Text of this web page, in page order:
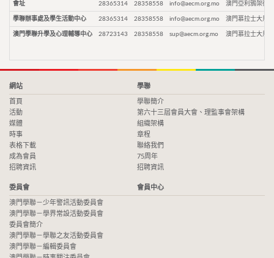
會址 28365314 28358558 info@aecm.org.mo 澳門亞利鴉架街9
學聯辦事處及學生活動中心 28365314 28358558 info@aecm.org.mo 澳門慕拉士大馬
澳門學聯升學及心理輔導中心 28723143 28358558 sup@aecm.org.mo 澳門慕拉士大馬
網站
首頁
活動
媒體
時事
表格下載
成為會員
招聘資訊
學聯
學聯簡介
第六十三屆會員大會、理監事會架構
組織架構
章程
聯絡我們
75周年
招聘資訊
委員會
澳門學聯－少年警訊活動委員會
澳門學聯－學界常設活動委員會
委員會簡介
澳門學聯－學聯之友活動委員會
澳門學聯－編輯委員會
會員中心